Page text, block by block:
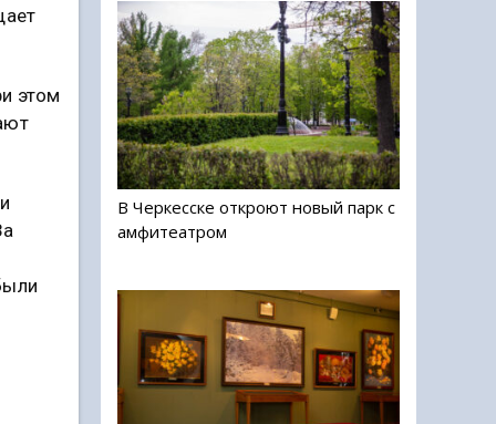
этом
В Черкесске откроют новый парк с
амфитеатром